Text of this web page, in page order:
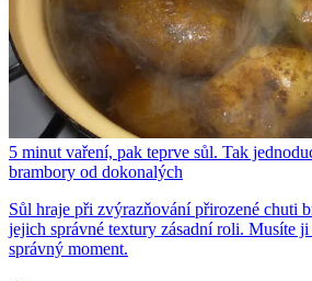
5 minut vaření, pak teprve sůl. Tak
brambory od dokonalých
Sůl hraje při zvýrazňování přirozené chuti
jejich správné textury zásadní roli. Musíte
správný moment.